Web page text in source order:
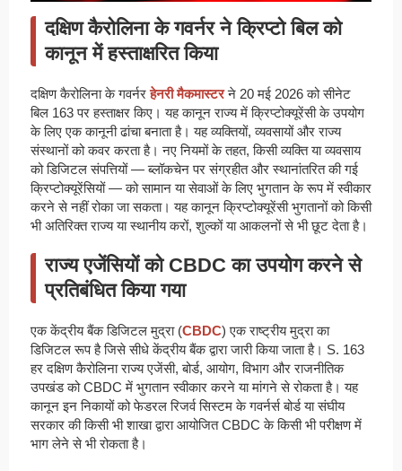
दक्षिण कैरोलिना के गवर्नर ने क्रिप्टो बिल को
कानून में हस्ताक्षरित किया
दक्षिण कैरोलिना के गवर्नरहेनरी मैकमास्टरने 20 मई 2026 को सीनेट
बिल 163 पर हस्ताक्षर किए। यह कानून राज्य में क्रिप्टोक्यूरेंसी के उपयोग
के लिए एक कानूनी ढांचा बनाता है। यह व्यक्तियों, व्यवसायों और राज्य
संस्थानों को कवर करता है। नए नियमों के तहत, किसी व्यक्ति या व्यवसाय
को डिजिटल संपत्तियों — ब्लॉकचेन पर संग्रहीत और स्थानांतरित की गई
क्रिप्टोक्यूरेंसियों — को सामान या सेवाओं के लिए भुगतान के रूप में स्वीकार
करने से नहीं रोका जा सकता। यह कानून क्रिप्टोक्यूरेंसी भुगतानों को किसी
भी अतिरिक्त राज्य या स्थानीय करों, शुल्कों या आकलनों से भी छूट देता है।
राज्य एजेंसियों को CBDC का उपयोग करने से
प्रतिबंधित किया गया
एक केंद्रीय बैंक डिजिटल मुद्रा (CBDC) एक राष्ट्रीय मुद्रा का
डिजिटल रूप है जिसे सीधे केंद्रीय बैंक द्वारा जारी किया जाता है। S. 163
हर दक्षिण कैरोलिना राज्य एजेंसी, बोर्ड, आयोग, विभाग और राजनीतिक
उपखंड को CBDC में भुगतान स्वीकार करने या मांगने से रोकता है। यह
कानून इन निकायों को फेडरल रिजर्व सिस्टम के गवर्नर्स बोर्ड या संघीय
सरकार की किसी भी शाखा द्वारा आयोजित CBDC के किसी भी परीक्षण में
भाग लेने से भी रोकता है।